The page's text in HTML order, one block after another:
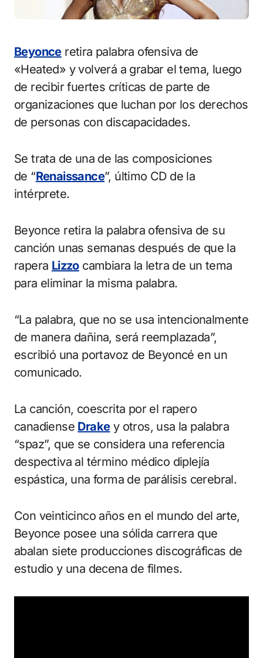
Beyonceretira palabra ofensiva de
«Heated» y volverá a grabar el tema, luego
de recibir fuertes críticas de parte de
organizaciones que luchan por los derechos
de personas con discapacidades.
Se trata de una de las composiciones
de “Renaissance”, último CD de la
intérprete.
Beyonce retira la palabra ofensiva de su
canción unas semanas después de que la
rapera Lizzocambiara la letra de un tema
para eliminar la misma palabra.
“La palabra, que no se usa intencionalmente
de manera dañina, será reemplazada”,
escribió una portavoz de Beyoncé en un
comunicado.
La canción, coescrita por el rapero
canadiense Drakey otros, usa la palabra
“spaz”, que se considera una referencia
despectiva al término médico diplejía
espástica, una forma de parálisis cerebral.
Con veinticinco años en el mundo del arte,
Beyonce posee una sólida carrera que
abalan siete producciones discográficas de
estudio y una decena de filmes.